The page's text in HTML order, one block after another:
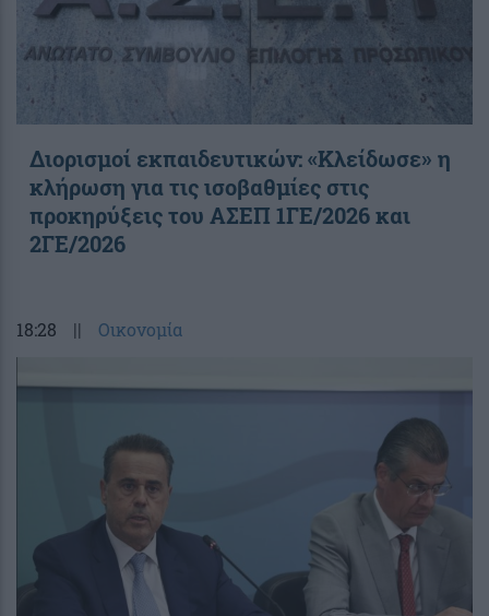
Διορισμοί εκπαιδευτικών: «Κλείδωσε» η
κλήρωση για τις ισοβαθμίες στις
προκηρύξεις του ΑΣΕΠ 1ΓΕ/2026 και
2ΓΕ/2026
18:28 || Οικονομία